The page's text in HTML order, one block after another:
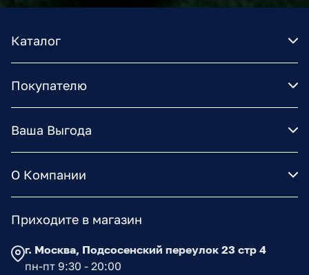
Каталог
Покупателю
Ваша Выгода
О Компании
Приходите в магазин
г. Москва, Подсосенский переулок 23 стр 4
пн-пт 9:30 - 20:00